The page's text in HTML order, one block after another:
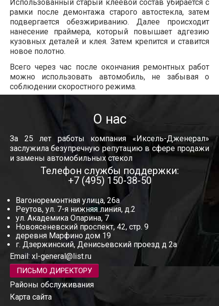
Использованный старый клеевой состав убирается с
рамки после демонтажа старого автостекла, затем
подвергается обезжириванию. Далее происходит
нанесение праймера, который повышает адгезию
кузовных деталей и клея. Затем крепится и ставится
новое полотно.
Всего через час после окончания ремонтных работ
можно использовать автомобиль, не забывая о
соблюдении скоростного режима.
О нас
За 25 лет работы компания «Иксель-Дженерал»
заслужила безупречную репутацию в сфере продажи
и замены автомобильных стекол
Телефон службы поддержки:
+7 (495) 150-38-50
Вагоноремонтная улица, 26а
Реутов, ул. 7-я нижняя линия, д.2
ул. Академика Опарина, 7
Новоясеневский проспект, 42, стр. 9
деревня Марфино дом 19
г. Дзержинский, Денисьевский проезд д 2а
Email: xl-general@list.ru
ПИСЬМО ДИРЕКТОРУ
Районы обслуживания
Карта сайта